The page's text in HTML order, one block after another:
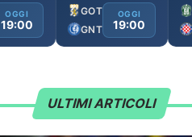
OGGI
19:00
GOT
GNT
OGGI
19:00
ULTIMI ARTICOLI